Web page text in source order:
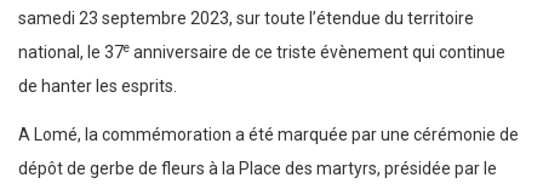
samedi 23 septembre 2023, sur toute l’étendue du territoire
national, le 37e anniversaire de ce triste évènement qui continue
de hanter les esprits.
A Lomé, la commémoration a été marquée par une cérémonie de
dépôt de gerbe de fleurs à la Place des martyrs, présidée par le